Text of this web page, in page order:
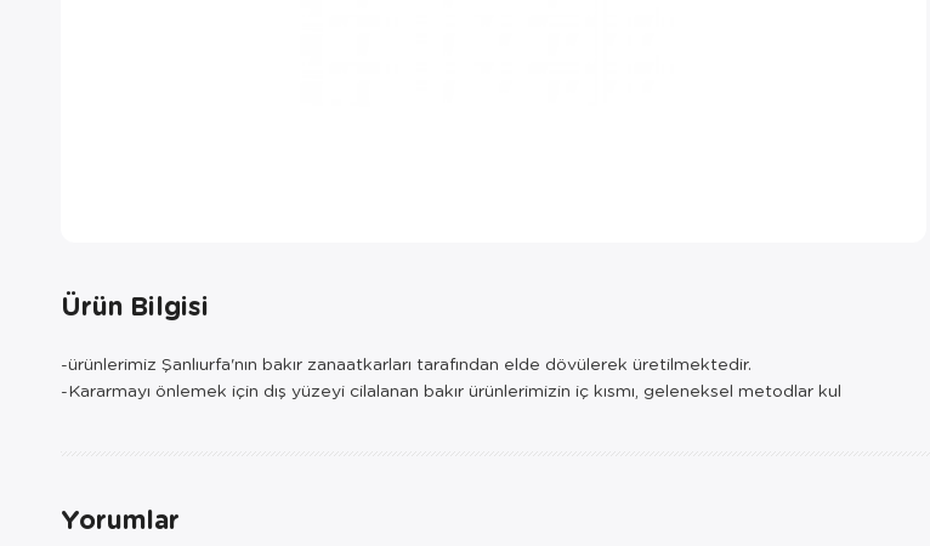
Ürün Bilgisi
-ürünlerimiz Şanlıurfa'nın bakır zanaatkarları tarafından elde dövülerek üretilmektedir.
-Kararmayı önlemek için dış yüzeyi cilalanan bakır ürünlerimizin iç kısmı, geleneksel metodlar kul
Yorumlar